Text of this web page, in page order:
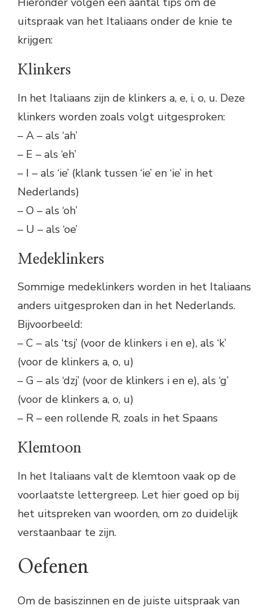
uitspraak van het Italiaans onder de knie te
krijgen:
Klinkers
In het Italiaans zijn de klinkers a, e, i, o, u. Deze
klinkers worden zoals volgt uitgesproken:
– A – als ‘ah’
– E – als ‘eh’
– I – als ‘ie’ (klank tussen ‘ie’ en ‘ie’ in het
Nederlands)
– O – als ‘oh’
– U – als ‘oe’
Medeklinkers
Sommige medeklinkers worden in het Italiaans
anders uitgesproken dan in het Nederlands.
Bijvoorbeeld:
– C – als ‘tsj’ (voor de klinkers i en e), als ‘k’
(voor de klinkers a, o, u)
– G – als ‘dzj’ (voor de klinkers i en e), als ‘g’
(voor de klinkers a, o, u)
– R – een rollende R, zoals in het Spaans
Klemtoon
In het Italiaans valt de klemtoon vaak op de
voorlaatste lettergreep. Let hier goed op bij
het uitspreken van woorden, om zo duidelijk
verstaanbaar te zijn.
Oefenen
Om de basiszinnen en de juiste uitspraak van